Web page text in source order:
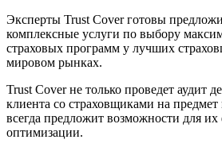
Эксперты Trust Cover готовы
комплексные услуги по выбору
страховых программ у лучших
мировом рынках.
Trust Cover не только проведет аудит
клиента со страховщиками на предмет
всегда предложит возможности для
оптимизации.